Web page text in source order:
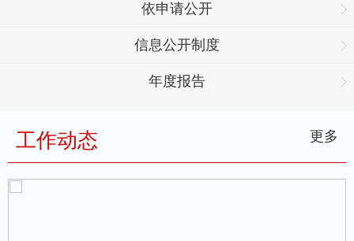
依申请公开
信息公开制度
年度报告
工作动态 更多